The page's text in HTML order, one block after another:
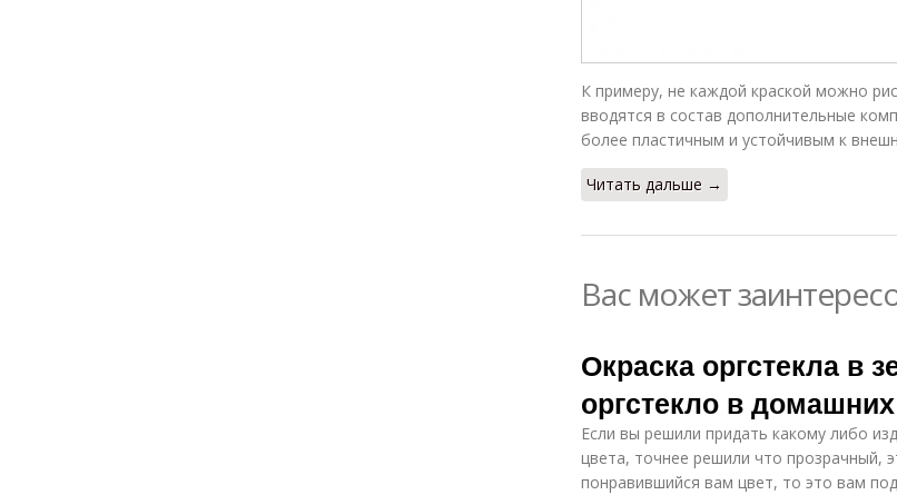
К примеру, не каждой краской можно
вводятся в состав дополнительные
более пластичным и устойчивым к
Читать дальше →
Вас может
Окраска оргстекла в
оргстекло в
Если вы решили придать какому либо
цвета, точнее решили что прозрачный,
понравившийся вам цвет, то это вам